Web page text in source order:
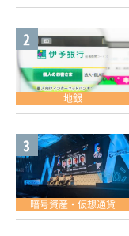
2
地銀
3
暗号資産・仮想通貨